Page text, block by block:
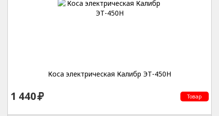
Коса электрическая Калибр ЭТ-450Н
1 440 Товар